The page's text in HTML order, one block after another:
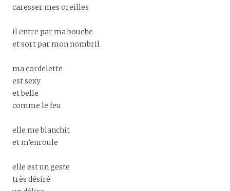
caresser mes oreilles
il entre par ma bouche
et sort par mon nombril
ma cordelette
est sexy
et belle
comme le feu
elle me blanchit
et m’enroule
elle est un geste
très désiré